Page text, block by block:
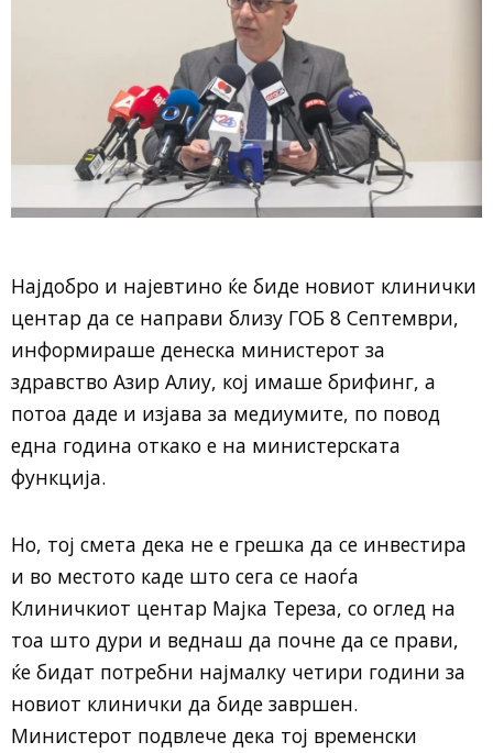
Најдобро и најевтино ќе биде новиот клинички
центар да се направи близу ГОБ 8 Септември,
информираше денеска министерот за
здравство Азир Алиу, кој имаше брифинг, а
потоа даде и изјава за медиумите, по повод
една година откако е на министерската
функција.
Но, тој смета дека не е грешка да се инвестира
и во местото каде што сега се наоѓа
Клиничкиот центар Мајка Тереза, со оглед на
тоа што дури и веднаш да почне да се прави,
ќе бидат потребни најмалку четири години за
новиот клинички да биде завршен.
Министерот подвлече дека тој временски